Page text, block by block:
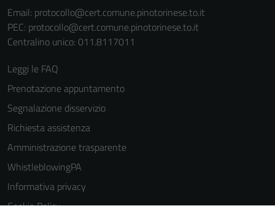
Email: protocollo@cert.comune.pinotorinese.to.it
PEC: protocollo@cert.comune.pinotorinese.to.it
Centralino unico: 011.8117011
Leggi le FAQ
Prenotazione appuntamento
Segnalazione disservizio
Richiesta assistenza
Amministrazione trasparente
WhistleblowingPA
Informativa privacy
Cookie Policy